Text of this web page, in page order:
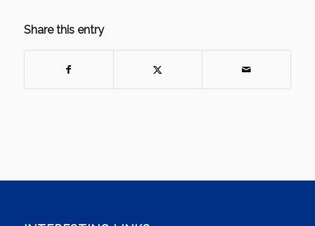
Share this entry